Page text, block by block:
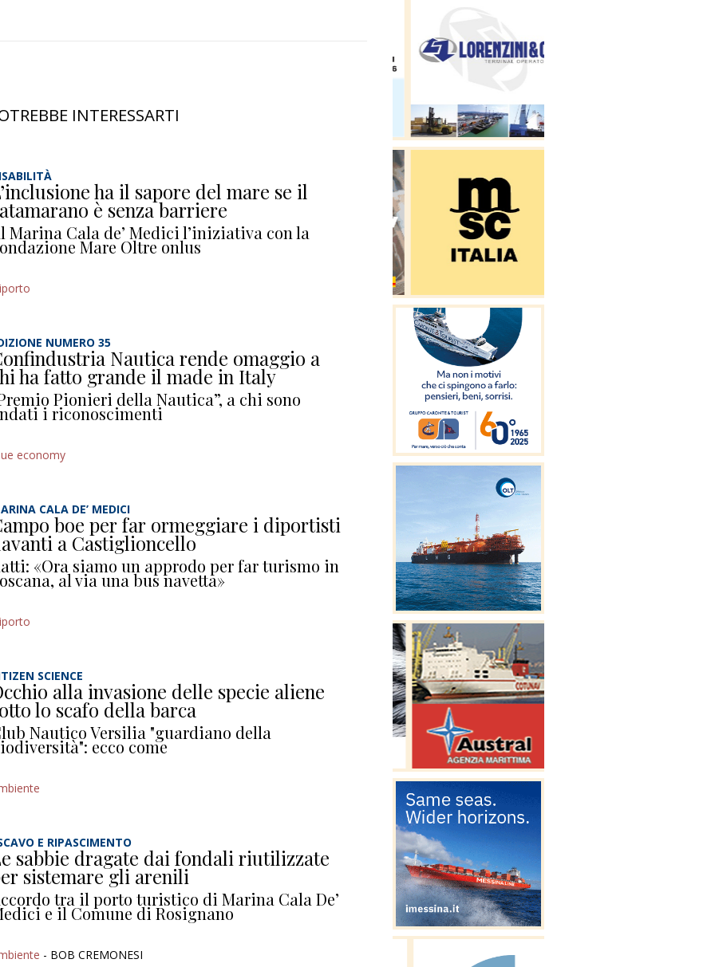
INTERESSARTI
ha il sapore del mare se il
è senza barriere
Marina Cala de’ Medici l’iniziativa con la
Mare Oltre onlus
NUMERO 35
Nautica rende omaggio a
ha fatto grande il made in Italy
Pionieri della Nautica”, a chi sono
i riconoscimenti
economy
CALA DE’ MEDICI
boe per far ormeggiare i diportisti
a Castiglioncello
«Ora siamo un approdo per far turismo in
al via una bus navetta»
SCIENCE
alla invasione delle specie aliene
lo scafo della barca
Nautico Versilia "guardiano della
ecco come
E RIPASCIMENTO
sabbie dragate dai fondali riutilizzate
sistemare gli arenili
tra il porto turistico di Marina Cala De’
e il Comune di Rosignano
- BOB CREMONESI